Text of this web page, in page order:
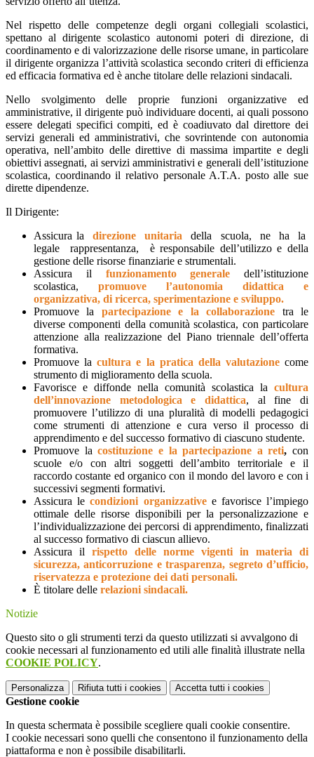
Nel rispetto delle competenze degli organi collegiali scolastici,
spettano al dirigente scolastico autonomi poteri di direzione, di
coordinamento e di valorizzazione delle risorse umane, in particolare
il dirigente organizza l’attività scolastica secondo criteri di efficienza
ed efficacia formativa ed è anche titolare delle relazioni sindacali.
Nello svolgimento delle proprie funzioni organizzative ed
amministrative, il dirigente può individuare docenti, ai quali possono
essere delegati specifici compiti, ed è coadiuvato dal direttore dei
servizi generali ed amministrativi, che sovrintende con autonomia
operativa, nell’ambito delle direttive di massima impartite e degli
obiettivi assegnati, ai servizi amministrativi e generali dell’istituzione
scolastica, coordinando il relativo personale A.T.A. posto alle sue
dirette dipendenze.
Il Dirigente:
Assicura ladirezione unitaria della scuola, ne ha la
legale rappresentanza, è responsabile dell’utilizzo e della
gestione delle risorse finanziarie e strumentali.
Assicura il funzionamento generale dell’istituzione
scolastica, promuove l’autonomia didattica e
organizzativa, di ricerca, sperimentazione e sviluppo.
Promuove la partecipazione e la collaborazione tra le
diverse componenti della comunità scolastica, con particolare
attenzione alla realizzazione del Piano triennale dell’offerta
formativa.
Promuove lacultura e la pratica della valutazionecome
strumento di miglioramento della scuola.
Favorisce e diffonde nella comunità scolastica la cultura
dell’innovazione metodologica e didattica, al fine di
promuovere l’utilizzo di una pluralità di modelli pedagogici
come strumenti di attenzione e cura verso il processo di
apprendimento e del successo formativo di ciascuno studente.
Promuove lacostituzione e la partecipazione a reti, con
scuole e/o con altri soggetti dell’ambito territoriale e il
raccordo costante ed organico con il mondo del lavoro e con i
successivi segmenti formativi.
Assicura lecondizioni organizzative e favorisce l’impiego
ottimale delle risorse disponibili per la personalizzazione e
l’individualizzazione dei percorsi di apprendimento, finalizzati
al successo formativo di ciascun allievo.
Assicura il rispetto delle norme vigenti in materia di
sicurezza, anticorruzione e trasparenza, segreto d’ufficio,
riservatezza e protezione dei dati personali.
È titolare delle relazioni sindacali.
Notizie
Questo sito o gli strumenti terzi da questo utilizzati si avvalgono di
cookie necessari al funzionamento ed utili alle finalità illustrate nella
COOKIE POLICY.
Personalizza Rifiuta tutti i cookies Accetta tutti i cookies
Gestione cookie
In questa schermata è possibile scegliere quali cookie consentire.
I cookie necessari sono quelli che consentono il funzionamento della
piattaforma e non è possibile disabilitarli.